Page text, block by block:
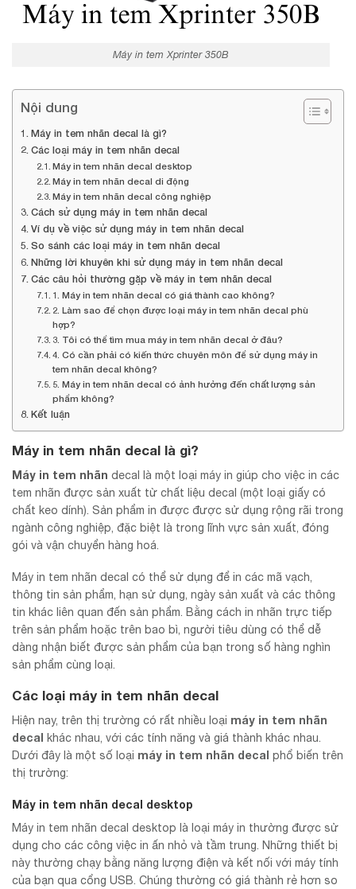
Máy in tem Xprinter 350B
Nội dung
Máy in tem nhãn decal là gì?
Các loại máy in tem nhãn decal
Máy in tem nhãn decal desktop
Máy in tem nhãn decal di động
Máy in tem nhãn decal công nghiệp
Cách sử dụng máy in tem nhãn decal
Ví dụ về việc sử dụng máy in tem nhãn decal
So sánh các loại máy in tem nhãn decal
Những lời khuyên khi sử dụng máy in tem nhãn decal
Các câu hỏi thường gặp về máy in tem nhãn decal
1. Máy in tem nhãn decal có giá thành cao không?
2. Làm sao để chọn được loại máy in tem nhãn decal phù
hợp?
3. Tôi có thể tìm mua máy in tem nhãn decal ở đâu?
4. Có cần phải có kiến thức chuyên môn để sử dụng máy in
tem nhãn decal không?
5. Máy in tem nhãn decal có ảnh hưởng đến chất lượng sản
phẩm không?
Kết luận
Máy in tem nhãn decal là gì?
Máy in tem nhãn decal là một loại máy in giúp cho việc in các
tem nhãn được sản xuất từ chất liệu decal (một loại giấy có
chất keo dính). Sản phẩm in được được sử dụng rộng rãi trong
ngành công nghiệp, đặc biệt là trong lĩnh vực sản xuất, đóng
gói và vận chuyển hàng hoá.
Máy in tem nhãn decal có thể sử dụng để in các mã vạch,
thông tin sản phẩm, hạn sử dụng, ngày sản xuất và các thông
tin khác liên quan đến sản phẩm. Bằng cách in nhãn trực tiếp
trên sản phẩm hoặc trên bao bì, người tiêu dùng có thể dễ
dàng nhận biết được sản phẩm của bạn trong số hàng nghìn
sản phẩm cùng loại.
Các loại máy in tem nhãn decal
Hiện nay, trên thị trường có rất nhiều loại máy in tem nhãn
decal khác nhau, với các tính năng và giá thành khác nhau.
Dưới đây là một số loại máy in tem nhãn decal phổ biến trên
thị trường:
Máy in tem nhãn decal desktop
Máy in tem nhãn decal desktop là loại máy in thường được sử
dụng cho các công việc in ấn nhỏ và tầm trung. Những thiết bị
này thường chạy bằng năng lượng điện và kết nối với máy tính
của bạn qua cổng USB. Chúng thường có giá thành rẻ hơn so